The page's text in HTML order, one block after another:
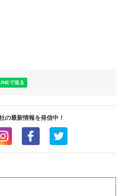
の最新情報を発信中！